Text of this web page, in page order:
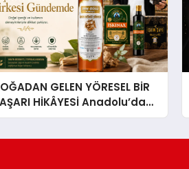
GELEN YÖRESEL BİR
HİKÂYESİ Anadolu’dan
Güçlü Bir Başarı